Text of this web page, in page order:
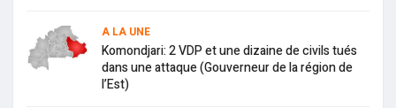
A LA UNE
Komondjari: 2 VDP et une dizaine de civils tués
dans une attaque (Gouverneur de la région de
l’Est)